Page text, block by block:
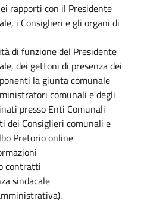
rapporti con il Presidente
i Consiglieri e gli organi di
di funzione del Presidente
dei gettoni di presenza dei
la giunta comunale
comunali e degli
presso Enti Comunali
dei Consiglieri comunali e
Pretorio online
contratti
sindacale